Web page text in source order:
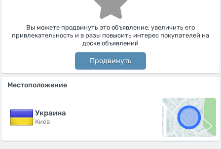
Вы можете продвинуть это объявление, увеличить его
привлекательность и в разы повысить интерес покупателей на
доске объявлений
Продвинуть
Местоположение
Украина
Киев